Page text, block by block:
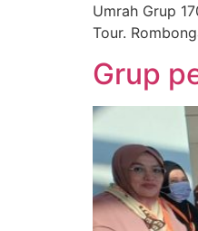
Umrah Grup
Tour.
Grup